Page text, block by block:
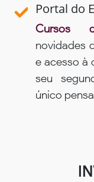
Portal do
Cursos
novidades
e acesso à
seu
único